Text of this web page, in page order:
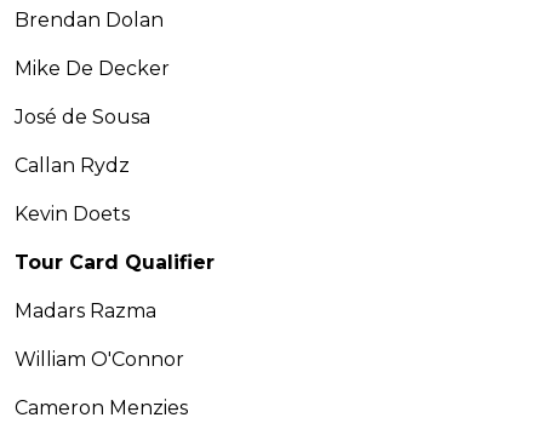
Brendan Dolan
Mike De Decker
José de Sousa
Callan Rydz
Kevin Doets
Tour Card Qualifier
Madars Razma
William O'Connor
Cameron Menzies